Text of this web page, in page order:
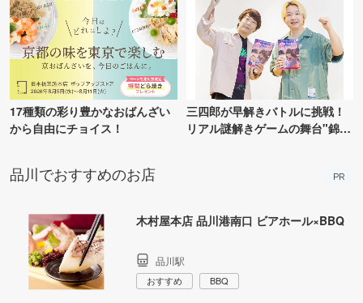
17種類の彩り豊かなおばんざい
から自由にチョイス！
三四郎が早解きバトルに挑戦！
リアル謎解きゲームの舞台"錦糸
品川でおすすめのお店 PR
木村屋本店 品川港南口 ビアホール×BBQ
品川駅
おすすめ BBQ